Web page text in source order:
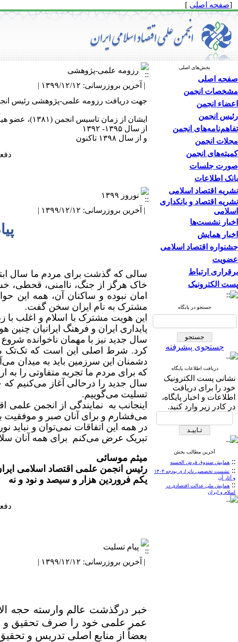
[صفحه اصلی ]
بخش‌های اصلی
صفحه اصلی
مشخصات انجمن
اعضاء انجمن
رئیس انجمن
تفاهم‌نامه‌های انجمن
مجلات انجمن
کمیته‌های انجمن
صورت جلسات
بانک اطلاعات
نشریه اقتصاد اسلامی
نشریه اقتصاد و بانکداری
اسلامی
اخبار نشست‌ها
اخبار همایش
جشنواره اقتصاد اسلامی
عضویت
برقراری ارتباط
پست الکترونیک
جستجو در پایگاه
جستجوی پیشرفته
دریافت اطلاعات پایگاه
نشانی پست الکترونیک
خود را برای دریافت
اطلاعات و اخبار پایگاه،
در کادر زیر وارد کنید.
آخرین مطالب بخش
:: همایش صندوق قرض الحسنه
::
نشست تخصصی ناترازی بودجه ۱۴۰۴
و آثار آن
:: همایش ملی عدالت اقتصادی در
اسلام و ایران
رزومه علمی-پژوهشی
| آخرین بروزرسانی: ۱۳۹۹/۱۲/۱۲ |
جهت دریافت رزومه علمی-پژوهشی رئیس
ایشان از زمان تاسیس انجمن (۱۳۸۱)، عضو هیأت مدیره انجمن هستند؛ و تاکنون در دو دوره به‌عنوان رئیس انجمن انتخاب شده‌اند؛
از سال ۱۳۹۵- ۱۳۹۲
و از سال ۱۳۹۸ تاکنون
دفعات مشاهده:
نوروز ۱۳۹۹
| آخرین بروزرسانی: ۱۳۹۹/۱۲/۱۲ |
سالی که گذشت برای مردم ما سال
خاک هرگز از جنگ، ناامنی، قحطی،
امان نبوده و ساکنان آن، همه این
مشترک به نام ایران سخن گفت.
این هویت مشترک با اسلام و اغلب
پایداری ایران و فرهنگ ایرانیان
سال جدید نیز با مهمان ناخوانده
کرد. شرط اصلی این است که تک‌تک ما
دشمنان این سرزمین باید به میدان
که برای مردم ما تجربه متفاوتی را به
سال جدید را درحالی آغاز می‌کنیم
تسلیت می‌گوییم.
اینجانب به نمایندگی از انجمن
می‌فشارم و برای آنان صبر و موفقیت
در همه این اتفاقات نمی‌توان و نباید
تبریک عرض می‌کنم برای همه آنان
میثم موسائی
رئیس انجمن علمی اقتصاد اسلامی
یکم فروردین هزار و سیصد و نود و نه
دفعات مشاهده:
پیام تسلیت
| آخرین بروزرسانی: ۱۳۹۹/۱۲/۱۲ |
خبر درگذشت عالم وارسته حجه
عمر علمی خود را صرف تحقیق و
بعضاً از منابع اصلی تدریس و